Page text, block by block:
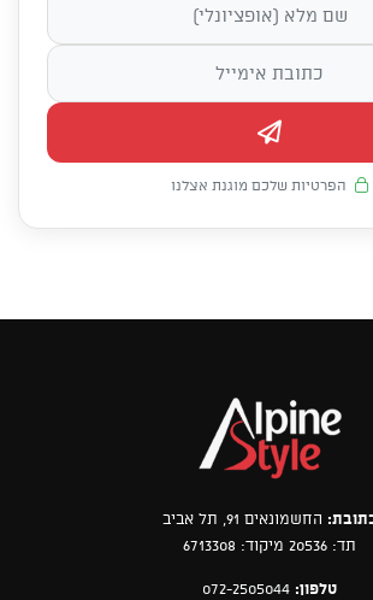
הפרטיות שלכם מוגנת אצלנו
החשמונאים 91, תל אביב
תד: 20536 מיקוד: 6713308
טלפון: 072-2505044